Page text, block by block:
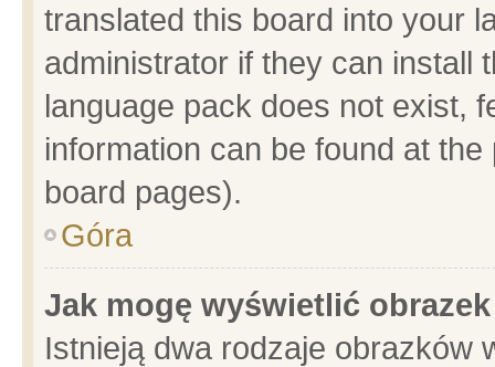
translated this board into your
administrator if they can install
language pack does not exist,
information can be found at
board pages).
Góra
Jak mogę wyświetlić
Istnieją dwa rodzaje obrazków